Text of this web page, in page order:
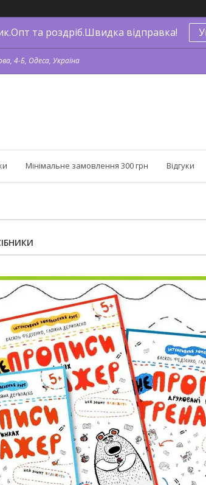
та роздріб.Швидка відправка!
4-Б, Одеса, Україна
Мінімальне замовлення 300 грн Відгуки